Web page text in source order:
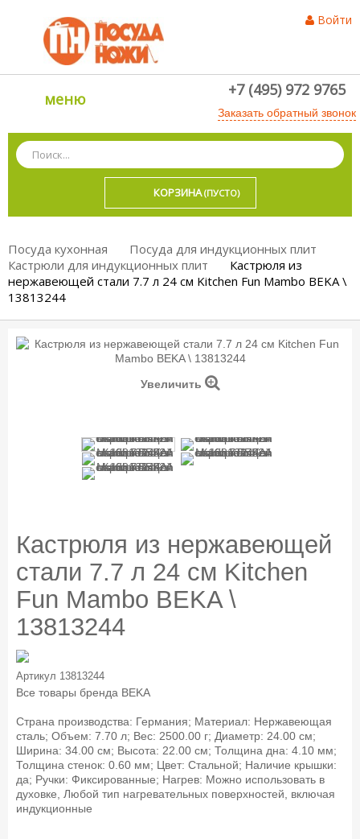
Войти
меню +7 (495) 972 9765
Заказать обратный звонок
КОРЗИНА (ПУСТО)
Посуда кухонная
Посуда для индукционных плит
Кастрюли для индукционных плит
Кастрюля из
нержавеющей стали 7.7 л 24 см Kitchen Fun Mambo BEKA \
13813244
Увеличить
Кастрюля из нержавеющей
стали 7.7 л 24 см Kitchen
Fun Mambo BEKA \
13813244
Артикул 13813244
Все товары бренда BEKA
Страна производства: Германия; Материал: Нержавеющая
сталь; Объем: 7.70 л; Вес: 2500.00 г; Диаметр: 24.00 см;
Ширина: 34.00 см; Высота: 22.00 см; Толщина дна: 4.10 мм;
Толщина стенок: 0.60 мм; Цвет: Стальной; Наличие крышки:
да; Ручки: Фиксированные; Нагрев: Можно использовать в
духовке, Любой тип нагревательных поверхностей, включая
индукционные